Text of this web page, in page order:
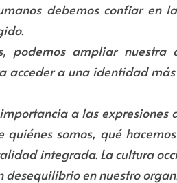
debemos confiar en
podemos ampliar
acceder a una identidad
a las expresiones
quiénes somos, qué
integrada. La cultura
desequilibrio en nuestro